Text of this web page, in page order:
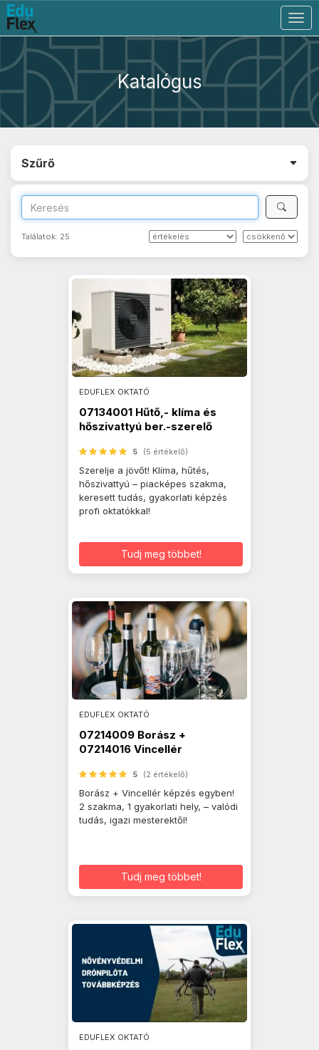
Katalógus
Szűrő
Találatok: 25
EDUFLEX OKTATÓ
07134001 Hűtő,- klíma és
hőszivattyú ber.-szerelő
5 (5 értékelő)
Szerelje a jövőt! Klíma, hűtés,
hőszivattyú – piacképes szakma,
keresett tudás, gyakorlati képzés
profi oktatókkal!
Tudj meg többet!
EDUFLEX OKTATÓ
07214009 Borász +
07214016 Vincellér
5 (2 értékelő)
Borász + Vincellér képzés egyben!
2 szakma, 1 gyakorlati hely, – valódi
tudás, igazi mesterektől!
Tudj meg többet!
EDUFLEX OKTATÓ